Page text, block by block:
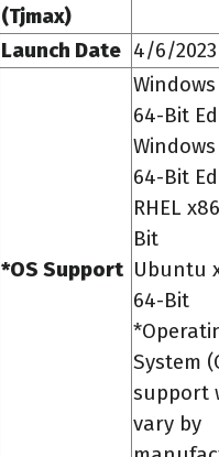
(Tjmax)
Launch Date 4/6/2023
*OS Support
Windows
64-Bit
Windows
64-Bit
RHEL
Bit
Ubuntu
64-Bit
System
support
vary by